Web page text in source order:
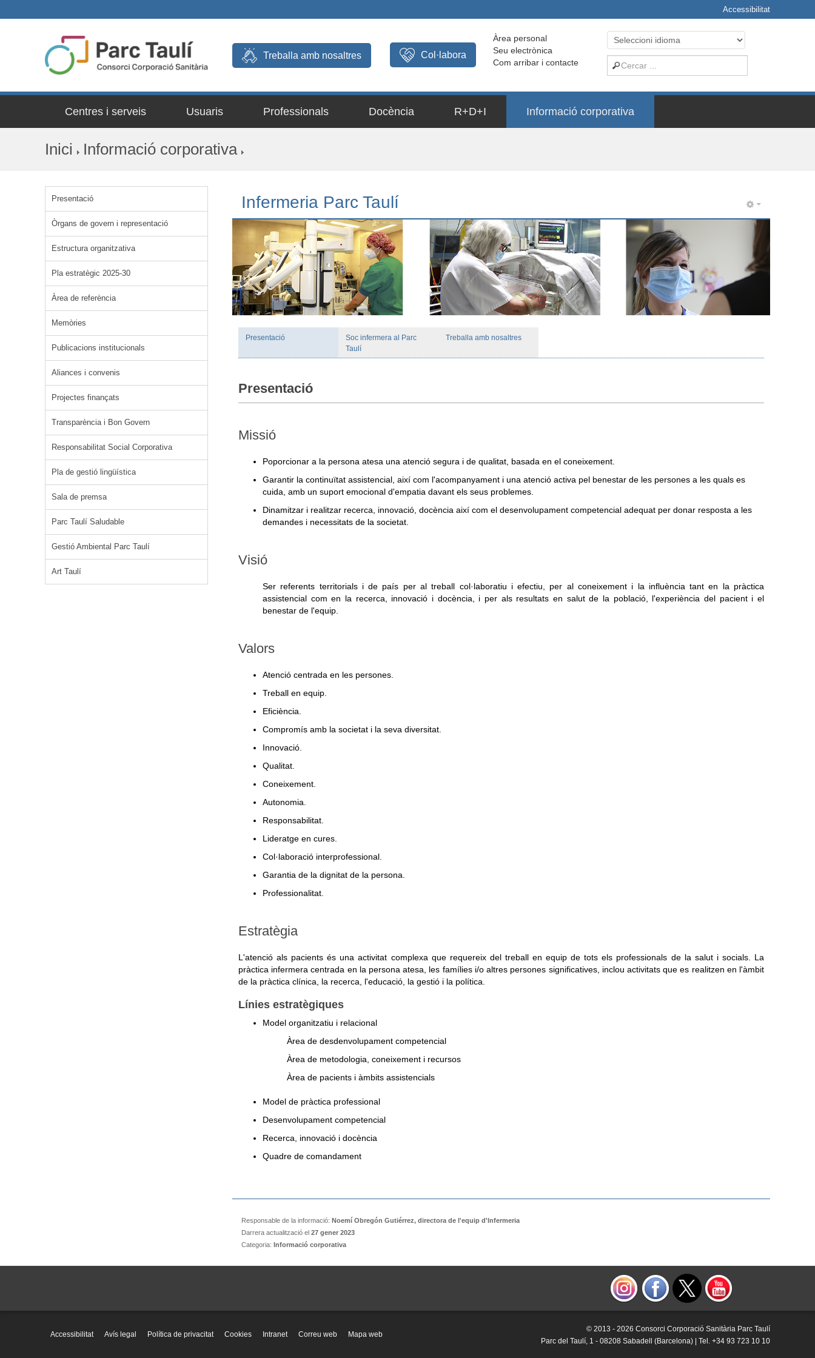
Accessibilitat
Àrea personal
Seu electrònica
Com arribar i contacte
Col·labora
Treballa amb nosaltres
Centres i serveis Usuaris Professionals Docència R+D+I Informació corporativa
Inici Informació corporativa
Infermeria Parc Taulí
Presentació
Soc infermera al Parc
Taulí
Treballa amb nosaltres
Presentació
Missió
Poporcionar a la persona atesa una atenció segura i de qualitat, basada en el coneixement.
Garantir la continuïtat assistencial, així com l'acompanyament i una atenció activa pel benestar de les persones a les quals es
cuida, amb un suport emocional d'empatia davant els seus problemes.
Dinamitzar i realitzar recerca, innovació, docència així com el desenvolupament competencial adequat per donar resposta a les
demandes i necessitats de la societat.
Visió
Ser referents territorials i de país per al treball col·laboratiu i efectiu, per al coneixement i la influència tant en la pràctica
assistencial com en la recerca, innovació i docència, i per als resultats en salut de la població, l'experiència del pacient i el
benestar de l'equip.
Valors
Atenció centrada en les persones.
Treball en equip.
Eficiència.
Compromís amb la societat i la seva diversitat.
Innovació.
Qualitat.
Coneixement.
Autonomia.
Responsabilitat.
Lideratge en cures.
Col·laboració interprofessional.
Garantia de la dignitat de la persona.
Professionalitat.
Estratègia
L'atenció als pacients és una activitat complexa que requereix del treball en equip de tots els professionals de la salut i socials. La
pràctica infermera centrada en la persona atesa, les famílies i/o altres persones significatives, inclou activitats que es realitzen en l'àmbit
de la pràctica clínica, la recerca, l'educació, la gestió i la política.
Línies estratègiques
Model organitzatiu i relacional
Àrea de desdenvolupament competencial
Àrea de metodologia, coneixement i recursos
Àrea de pacients i àmbits assistencials
Model de pràctica professional
Desenvolupament competencial
Recerca, innovació i docència
Quadre de comandament
Responsable de la informació: Noemí Obregón Gutiérrez, directora de l'equip d'Infermeria
Darrera actualització el 27 gener 2023
Categoria: Informació corporativa
Presentació
Òrgans de govern i representació
Estructura organitzativa
Pla estratègic 2025-30
Àrea de referència
Memòries
Publicacions institucionals
Aliances i convenis
Projectes finançats
Transparència i Bon Govern
Responsabilitat Social Corporativa
Pla de gestió lingüística
Sala de premsa
Parc Taulí Saludable
Gestió Ambiental Parc Taulí
Art Taulí
Accessibilitat Avís legal Política de privacitat Cookies Intranet Correu web Mapa web
© 2013 - 2026 Consorci Corporació Sanitària Parc Taulí
Parc del Taulí, 1 - 08208 Sabadell (Barcelona) | Tel. +34 93 723 10 10